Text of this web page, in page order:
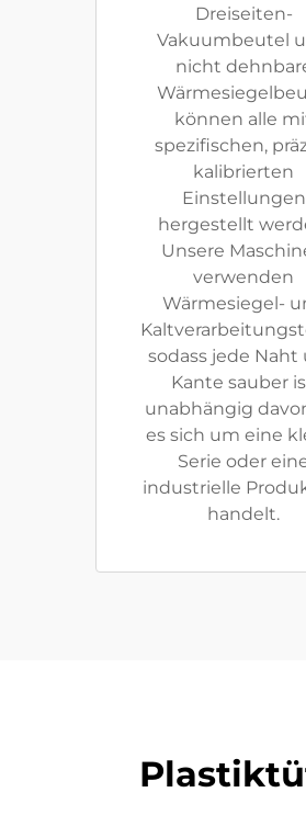
Dreiseiten-
Vakuumbeutel
nicht
können alle
spezifischen,
kalibrierten
Einstellungen
hergestellt
Unsere
verwenden
Wärmesiegel-
sodass jede Naht
Kante sauber
unabhängig
es sich um eine
Serie oder
industrielle
handelt.